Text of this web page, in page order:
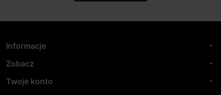
Informacje arrow_drop_down
Zobacz arrow_drop_down
Twoje konto arrow_drop_down